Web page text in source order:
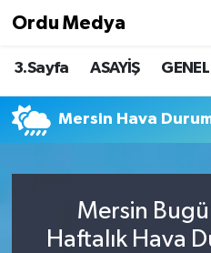
Ordu Medya
3.Sayfa ASAYİŞ GENEL
Mersin Hava
Mersin
Haftalık Hava
ASAYİŞ
Basketbol
Borsa
Nöbetçi Eczaneler
Hava Durumu
Trafik Durumu